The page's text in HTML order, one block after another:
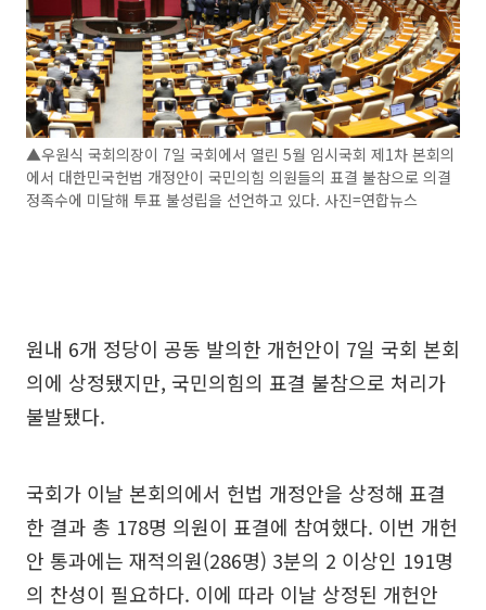
▲우원식 국회의장이 7일 국회에서 열린 5월 임시국회 제1차 본회의
에서 대한민국헌법 개정안이 국민의힘 의원들의 표결 불참으로 의결
정족수에 미달해 투표 불성립을 선언하고 있다. 사진=연합뉴스
원내 6개 정당이 공동 발의한 개헌안이 7일 국회 본회
의에 상정됐지만, 국민의힘의 표결 불참으로 처리가
불발됐다.
국회가 이날 본회의에서 헌법 개정안을 상정해 표결
한 결과 총 178명 의원이 표결에 참여했다. 이번 개헌
안 통과에는 재적의원(286명) 3분의 2 이상인 191명
의 찬성이 필요하다. 이에 따라 이날 상정된 개헌안